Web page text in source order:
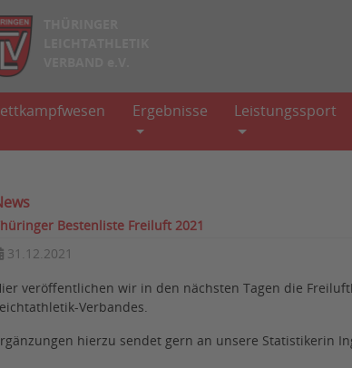
Ergebnisse Leistungssport
Bestenliste Freiluft 2021
31.12.2021
veröffentlichen wir in den nächsten Tagen die
Verbandes.
hierzu sendet gern an unsere Statistikerin